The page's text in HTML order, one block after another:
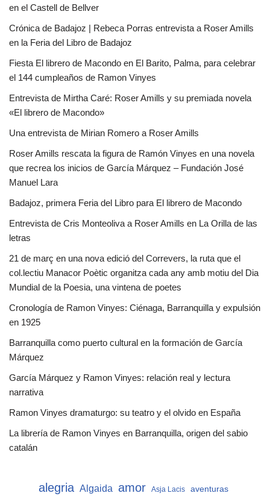
en el Castell de Bellver
Crónica de Badajoz | Rebeca Porras entrevista a Roser Amills
en la Feria del Libro de Badajoz
Fiesta El librero de Macondo en El Barito, Palma, para celebrar
el 144 cumpleaños de Ramon Vinyes
Entrevista de Mirtha Caré: Roser Amills y su premiada novela
«El librero de Macondo»
Una entrevista de Mirian Romero a Roser Amills
Roser Amills rescata la figura de Ramón Vinyes en una novela
que recrea los inicios de García Márquez – Fundación José
Manuel Lara
Badajoz, primera Feria del Libro para El librero de Macondo
Entrevista de Cris Monteoliva a Roser Amills en La Orilla de las
letras
21 de març en una nova edició del Correvers, la ruta que el
col.lectiu Manacor Poètic organitza cada any amb motiu del Dia
Mundial de la Poesia, una vintena de poetes
Cronología de Ramon Vinyes: Ciénaga, Barranquilla y expulsión
en 1925
Barranquilla como puerto cultural en la formación de García
Márquez
García Márquez y Ramon Vinyes: relación real y lectura
narrativa
Ramon Vinyes dramaturgo: su teatro y el olvido en España
La librería de Ramon Vinyes en Barranquilla, origen del sabio
catalán
alegria Algaida amor Asja Lacis aventuras